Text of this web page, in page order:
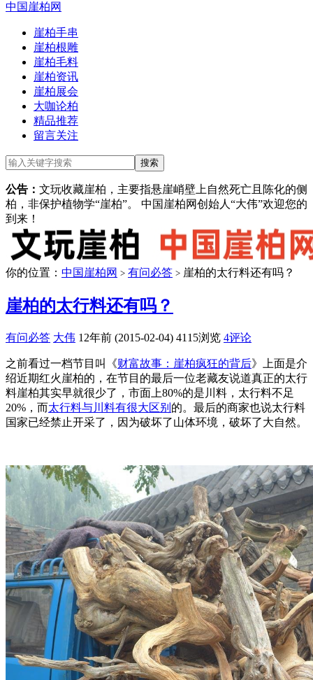
中国崖柏网
崖柏手串
崖柏根雕
崖柏毛料
崖柏资讯
崖柏展会
大咖论柏
精品推荐
留言关注
公告： 文玩收藏崖柏，主要指悬崖峭壁上自然死亡且陈化的侧
柏，非保护植物学“崖柏”。 中国崖柏网创始人“大伟”欢迎您的
到来！
你的位置： 中国崖柏网 > 有问必答 > 崖柏的太行料还有吗？
崖柏的太行料还有吗？
有问必答 大伟 12年前 (2015-02-04) 4115浏览 4评论
之前看过一档节目叫《财富故事：崖柏疯狂的背后》上面是介
绍近期红火崖柏的，在节目的最后一位老藏友说道真正的太行
料崖柏其实早就很少了，市面上80%的是川料，太行料不足
20%，而太行料与川料有很大区别 的。最后的商家也说太行料
国家已经禁止开采了，因为破坏了山体环境，破坏了大自然。